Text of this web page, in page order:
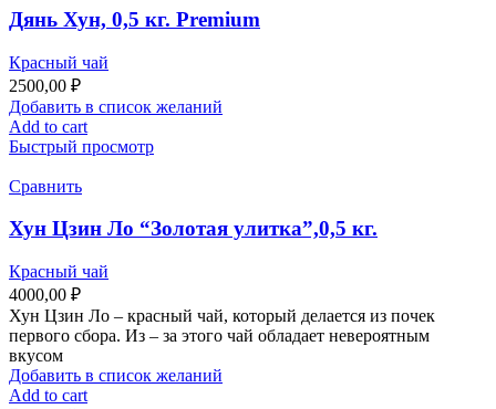
Дянь Хун, 0,5 кг. Premium
Красный чай
2500,00 ₽
Добавить в список желаний
Add to cart
Быстрый просмотр
Сравнить
Хун Цзин Ло “Золотая улитка”,0,5 кг.
Красный чай
4000,00 ₽
Хун Цзин Ло – красный чай, который делается из почек
первого сбора. Из – за этого чай обладает невероятным
вкусом
Добавить в список желаний
Add to cart